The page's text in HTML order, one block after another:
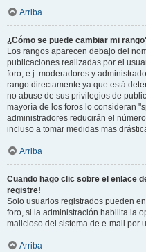
Arriba
¿Cómo se puede cambiar mi
Los rangos aparecen debajo del
publicaciones realizadas por el
foro, e.j. moderadores y
rango directamente ya que está
no abuse de sus privilegios de
mayoría de los foros lo consideran
administradores reducirán el
incluso a tomar medidas mas
Arriba
Cuando hago clic sobre el enlace
registre!
Solo usuarios registrados pueden
foro, si la administración habilita la
malicioso del sistema de e-mail por
Arriba